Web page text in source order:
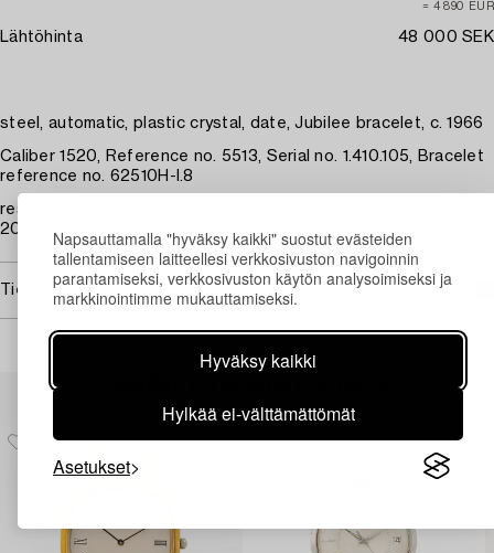
Napsauttamalla "hyväksy kaikki" suostut evästeiden
tallentamiseen laitteellesi verkkosivuston navigoinnin
parantamiseksi, verkkosivuston käytön analysoimiseksi ja
markkinointimme mukauttamiseksi.
Hyväksy kaikki
Hylkää ei-välttämättömät
Asetukset
≈ 4 890 EUR
Lähtöhinta 48 000 SEK
steel, automatic, plastic crystal, date, Jubilee bracelet, c. 1966
Caliber 1520, Reference no. 5513, Serial no. 1.410.105, Bracelet
reference no. 62510H-I.8
restored dial and hands, later bezel, maintenance recepit May
2017, end links not signed
Tietoa ostamisesta